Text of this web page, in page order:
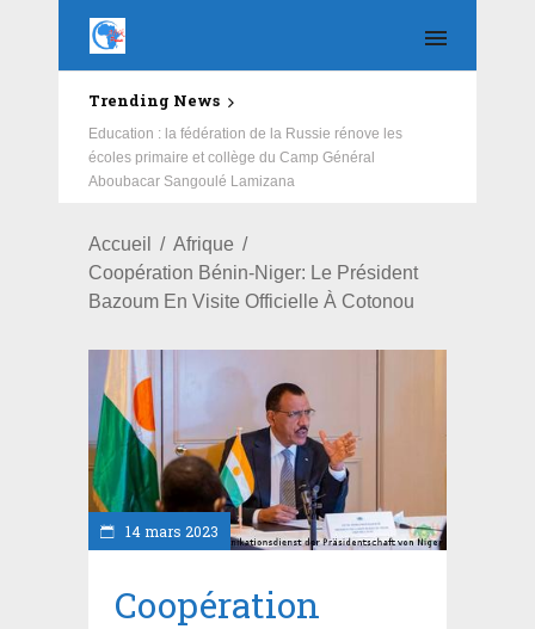
Trending News
Education : la fédération de la Russie rénove les
écoles primaire et collège du Camp Général
Aboubacar Sangoulé Lamizana
Accueil
Afrique
Coopération Bénin-Niger: Le Président
Bazoum En Visite Officielle À Cotonou
14 mars 2023
Coopération